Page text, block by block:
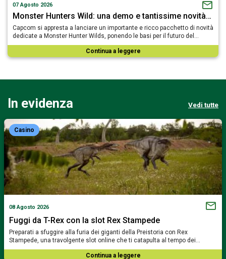
07 Agosto 2026
Monster Hunters Wild: una demo e tantissime novità…
Capcom si appresta a lanciare un importante e ricco pacchetto di novità
dedicate a Monster Hunter Wilds, ponendo le basi per il futuro del…
Continua a leggere
In evidenza Vedi tutte
Casino
08 Agosto 2026
Fuggi da T-Rex con la slot Rex Stampede
Preparati a sfuggire alla furia dei giganti della Preistoria con Rex
Stampede, una travolgente slot online che ti catapulta al tempo dei…
Continua a leggere